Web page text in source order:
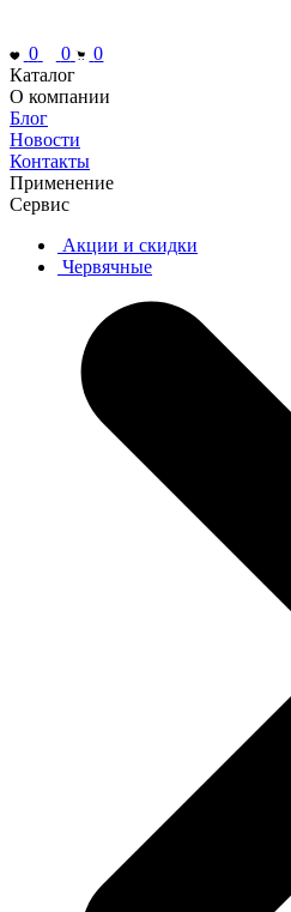
0 0
0
Каталог
О компании
Блог
Новости
Контакты
Применение
Сервис
Акции и скидки
Червячные